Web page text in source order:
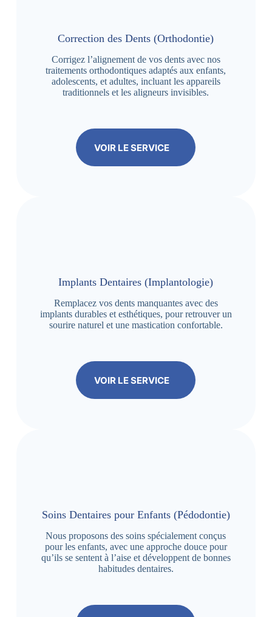
Correction des Dents (Orthodontie)
Corrigez l’alignement de vos dents avec nos
traitements orthodontiques adaptés aux enfants,
adolescents, et adultes, incluant les appareils
traditionnels et les aligneurs invisibles.
VOIR LE SERVICE
Implants Dentaires (Implantologie)
Remplacez vos dents manquantes avec des
implants durables et esthétiques, pour retrouver un
sourire naturel et une mastication confortable.
VOIR LE SERVICE
Soins Dentaires pour Enfants (Pédodontie)
Nous proposons des soins spécialement conçus
pour les enfants, avec une approche douce pour
qu’ils se sentent à l’aise et développent de bonnes
habitudes dentaires.